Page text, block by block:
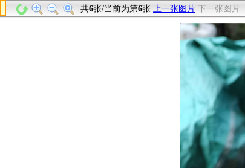
共6张/当前为第6张 上一张图片 下一张图片